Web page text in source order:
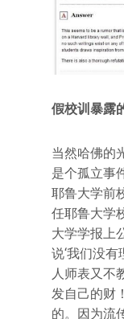
假校训暴露
当然哈佛的
是个孤立事
耶鲁大学前
任耶鲁大学
大学学报上
说‘我们没
人师表又不
发自己的财
的。因为流